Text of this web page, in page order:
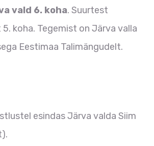
vald 6. koha. Suurtest
koha. Tegemist on Järva valla
Eestimaa Talimängudelt.
esindas Järva valda Siim